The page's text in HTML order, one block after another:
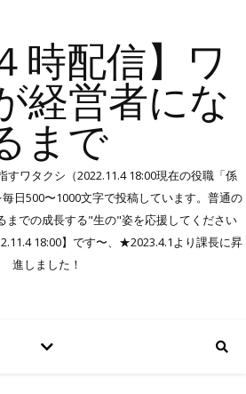
時配信】ワ
経営者にな
まで
すワタクシ（2022.11.4 18:00現在の役職「係
日500〜1000文字で投稿しています。普通の
までの成長する"生の"姿を応援してください
18:00】です〜、★2023.4.1より課長に昇
進しました！